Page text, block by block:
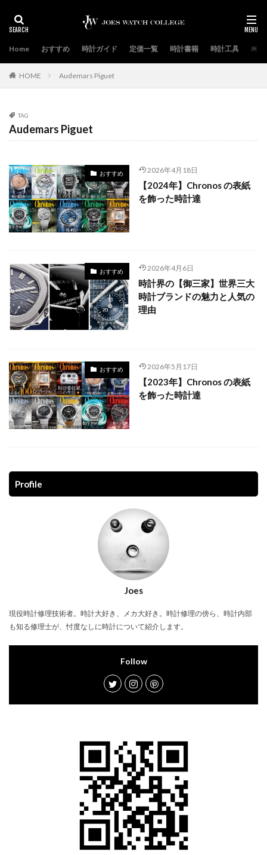
Home おすすめ 時計ガイド 定価一覧 時計書籍 時計工具
HOME Audemars Piguet
TAG
Audemars Piguet
おすすめ 2026年4月18日
【2024年】Chronos の表紙
を飾った時計達
おすすめ 2026年4月6日
時計界の【御三家】世界三大
時計ブランドの魅力と人気の
理由
おすすめ 2026年5月17日
【2023年】Chronos の表紙
を飾った時計達
Profile
Joes
現役時計修理技術者。時計大好き、メカ大好き。時計修理の傍ら、時計内部
も知る修理士が、忖度なしに時計について紹介します。
Follow